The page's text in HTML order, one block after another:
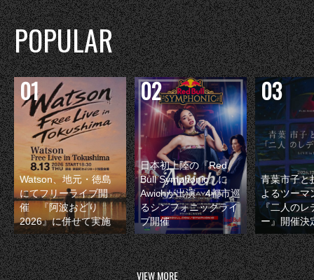
POPULAR
Watson、地元・徳島
にてフリーライブ開
催 『阿波おどり
2026』に併せて実施
日本初上陸の『Red
Bull Symphonic』に
Awichが出演 4都市巡
るシンフォニックライ
ブ開催
青葉市子と
よるツーマ
『二人のレ
ー』開催決
VIEW MORE